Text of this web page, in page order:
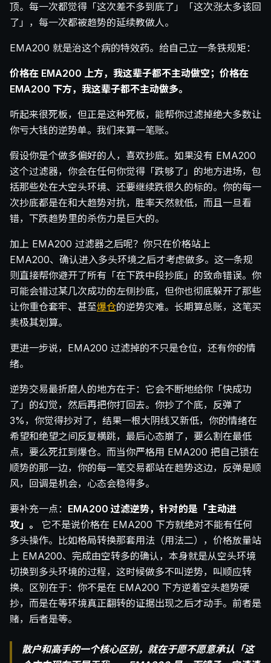
顶。每一次都觉得「这次差不多到底了」「这次涨太多该回
了」，每一次都被趋势的延续教做人。
EMA200 就是治这个病的特效药。给自己立一条铁规矩：
价格在 EMA200 上方，我这辈子都不主动做空；价格在
EMA200 下方，我这辈子都不主动做多。
听起来很死板，但正是这种死板，能帮你过滤掉绝大多数让
你亏大钱的逆势单。我们来算一笔账。
假设你是个做多偏好的人，喜欢抄底。如果没有 EMA200
这个过滤器，你会在任何你觉得「跌够了」的地方进场，包
括那些处在大空头环境、还要继续跌很久的标的。你的每一
次抄底都是在和大趋势对抗，胜率天然就低，而且一旦看
错，下跌趋势里的杀伤力是巨大的。
加上 EMA200 过滤器之后呢？你只在价格站上
EMA200、确认进入多头环境之后才考虑做多。这一条规
则直接帮你避开了所有「在下跌中段抄底」的致命错误。你
可能会错过某几次成功的左侧抄底，但你也彻底躲开了那些
让你重仓套牢、甚至爆仓的逆势灾难。长期算总账，这笔买
卖极其划算。
更进一步说，EMA200 过滤掉的不只是仓位，还有你的情
绪。
逆势交易最折磨人的地方在于：它会不断地给你「快成功
了」的幻觉，然后再把你打回去。你抄了个底，反弹了
3%，你觉得抄对了，结果一根大阴线又新低，你的情绪在
希望和绝望之间反复横跳，最后心态崩了，要么割在最低
点，要么死扛到爆仓。而当你严格用 EMA200 把自己锁在
顺势的那一边，你的每一笔交易都站在趋势这边，反弹是顺
风，回调是机会，心态会稳得多。
要补充一点： EMA200 过滤逆势，针对的是「主动进
攻」。
它不是说价格在 EMA200 下方就绝对不能有任何
多头操作。比如格局转换那套用法（用法二），价格放量站
上 EMA200、完成由空转多的确认，本身就是从空头环境
切换到多头环境的过程，这时候做多不叫逆势，叫顺应转
换。区别在于：你不是在 EMA200 下方逆着空头趋势硬
抄，而是在等环境真正翻转的证据出现之后才动手。前者是
赌，后者是等。
散户和高手的一个核心区别，就在于愿不愿意承认「这